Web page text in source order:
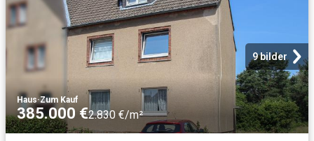
9 bilder
Haus·Zum Kauf
385.000 €2.830 €/m²